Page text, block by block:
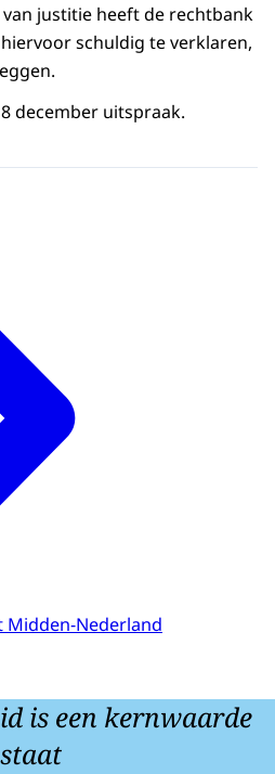
justitie heeft de rechtbank
schuldig te verklaren,
december uitspraak.
Nederland
is een kernwaarde